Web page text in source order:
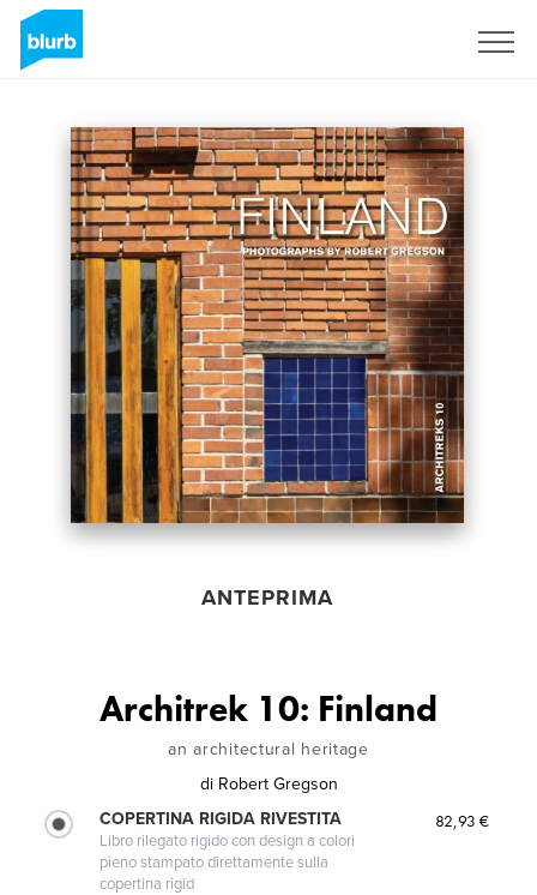
ANTEPRIMA
Architrek 10: Finland
an architectural heritage
di Robert Gregson
COPERTINA RIGIDA RIVESTITA
Libro rilegato rigido con design a colori
pieno stampato direttamente sulla
copertina rigid
82,93 €